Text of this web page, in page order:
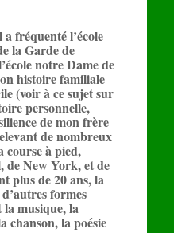
fréquenté l’école
la Garde de
notre Dame de
histoire familiale
(voir à ce sujet sur
personnelle,
de mon frère
de nombreux
course à pied,
New York, et de
plus de 20 ans, la
formes
la musique, la
chanson, la poésie